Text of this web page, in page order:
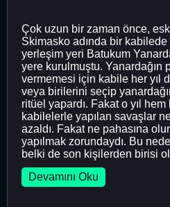
Çok uzun bir zaman önce,
Skimasko adında bir
yerleşim yeri Batukum
yere kurulmuştu. Yanardağın
vermemesi için kabile her yıl
veya birilerini seçip
ritüel yapardı. Fakat o yıl hem
kabilelerle yapılan savaşlar
azaldı. Fakat ne pahasına
yapılmak zorundaydı. Bu
belki de son kişilerden birisi
Devamını Oku